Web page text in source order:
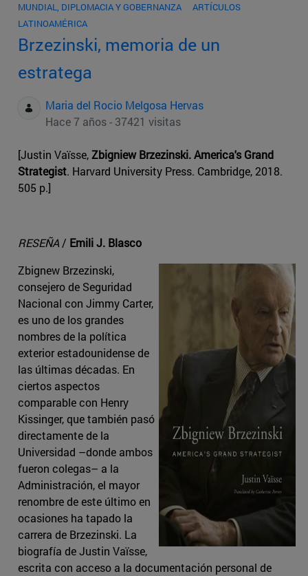
MUNDIAL, DIPLOMACIA Y GOBERNANZA
ARTÍCULOS
LATINOAMÉRICA
Brzezinski, memoria de un
estratega
Maria del Rocio Melgosa Hervas
Hace 7 años - 37421 visitas
[Justin Vaïsse,Zbigniew Brzezinski. America's Grand
Strategist. Harvard University Press. Cambridge, 2018.
505 p.]
RESEÑA/ Emili J. Blasco
Zbignew Brzezinski,
consejero de Seguridad
Nacional con Jimmy Carter,
es uno de los grandes
nombres de la política
exterior estadounidense de
las últimas décadas. En
ciertos aspectos
comparable con Henry
Kissinger, que también pasó
directamente de la
Universidad –donde ambos
fueron colegas– a la
Administración, el mayor
renombre de este último en
ocasiones ha tapado la
carrera de Brzezinski. La
biografía de Justin Vaïsse,
escrita con acceso a la documentación personal de